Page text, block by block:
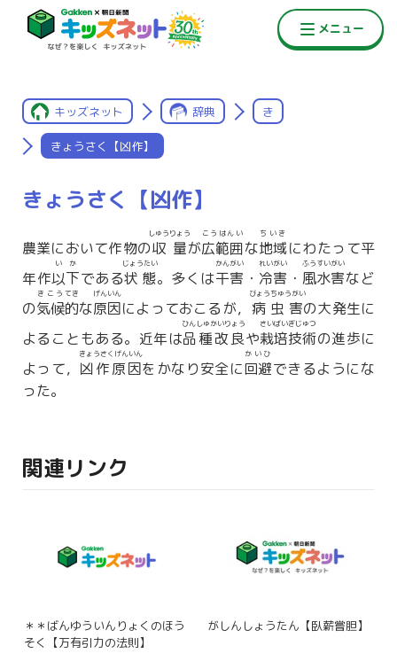
キッズネット 辞典 き
きょうさく【凶作】
きょうさく【凶作】
農業において作物の収量
しゅうりょう
が広範囲
こうはんい
な地域
ちいき
にわたって平
年作以下
いか
である状態
じょうたい
。多くは干害
かんがい
・ 冷害
れいがい
・ 風水害
ふうすいがい
など
の気候
きこう
的
てき
な原因
げんいん
によっておこるが， 病虫害
びょうちゅうがい
の大発生に
よることもある。近年は品種改良
ひんしゅかいりょう
や栽培技術
さいばいぎじゅつ
の進歩に
よって， 凶作原因
きょうさくげんいん
をかなり安全に回避
かいひ
できるようにな
った。
関連リンク
＊＊ばんゆういんりょくのほう
そく【万有引力の法則】
がしんしょうたん【臥薪嘗胆】